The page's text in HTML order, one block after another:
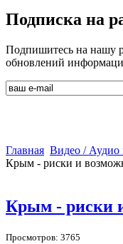
Подписка на
Подпишитесь на нашу
обновлений
Главная Видео / Аудио
Крым - риски и
Крым - риски
Просмотров: 3765